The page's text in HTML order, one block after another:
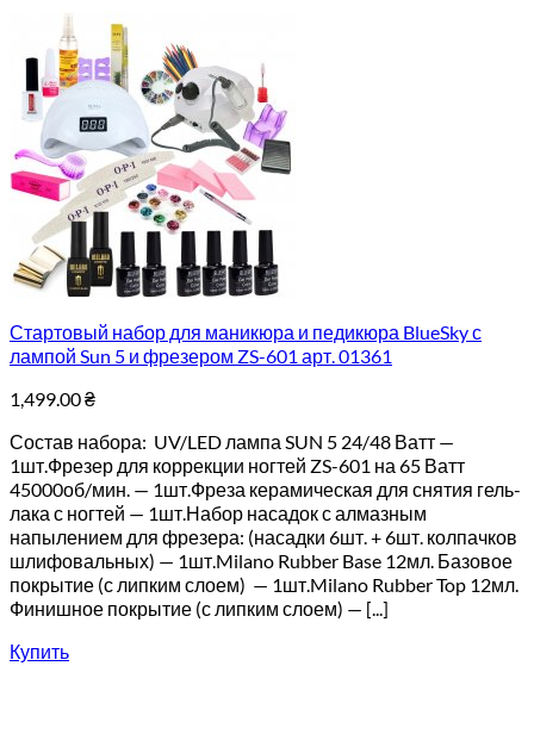
Стартовый набор для маникюра и педикюра BlueSky с
лампой Sun 5 и фрезером ZS-601 арт. 01361
1,499.00₴
Состав набора: UV/LED лампа SUN 5 24/48 Ватт —
1шт.Фрезер для коррекции ногтей ZS-601 на 65 Ватт
45000об/мин. — 1шт.Фреза керамическая для снятия гель-
лака с ногтей — 1шт.Набор насадок с алмазным
напылением для фрезера: (насадки 6шт. + 6шт. колпачков
шлифовальных) — 1шт.Milano Rubber Base 12мл. Базовое
покрытие (с липким слоем) — 1шт.Milano Rubber Top 12мл.
Финишное покрытие (с липким слоем) — [...]
Купить